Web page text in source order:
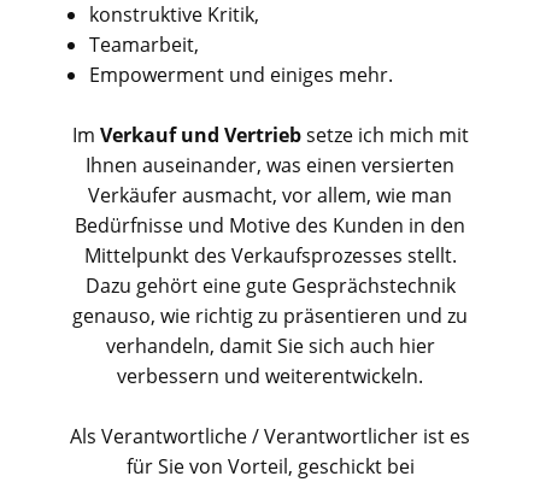
konstruktive Kritik,
Teamarbeit,
Empowerment und einiges mehr.
Im Verkauf und Vertriebsetze ich mich mit
Ihnen auseinander, was einen versierten
Verkäufer ausmacht, vor allem, wie man
Bedürfnisse und Motive des Kunden in den
Mittelpunkt des Verkaufsprozesses stellt.
Dazu gehört eine gute Gesprächstechnik
genauso, wie richtig zu präsentieren und zu
verhandeln, damit Sie sich auch hier
verbessern und weiterentwickeln.
Als Verantwortliche / Verantwortlicher ist es
für Sie von Vorteil, geschickt bei